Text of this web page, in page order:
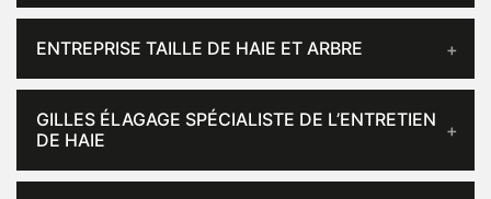
ENTREPRISE TAILLE DE HAIE ET ARBRE
GILLES ÉLAGAGE SPÉCIALISTE DE L’ENTRETIEN
DE HAIE